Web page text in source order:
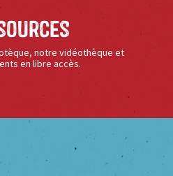
notre vidéothèque et
en libre accès.